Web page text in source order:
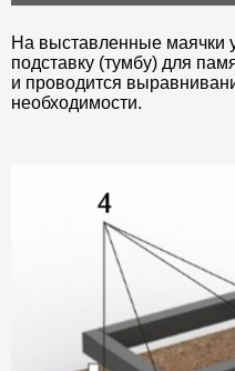
На выставленные маячки
подставку (тумбу) для
и проводится
необходимости.